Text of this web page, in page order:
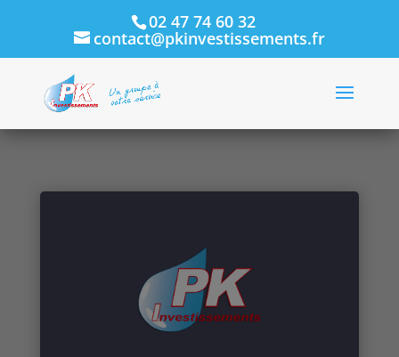
02 47 74 60 32
contact@pkinvestissements.fr